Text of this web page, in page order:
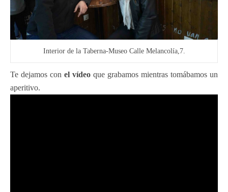
Interior de la Taberna-Museo Calle Melancolía,7.
Te dejamos con el vídeo que grabamos mientras tomábamos un
aperitivo.